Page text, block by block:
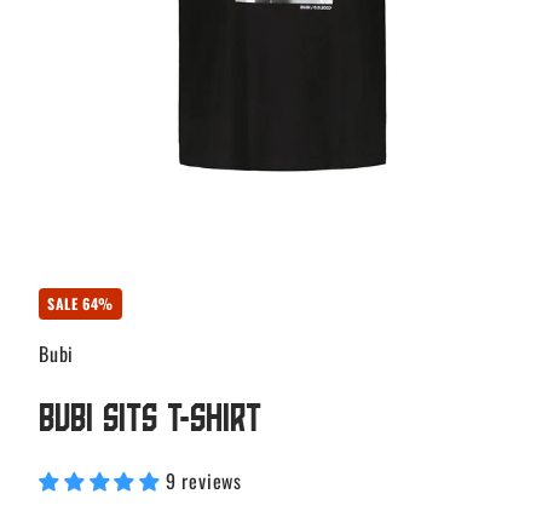
SALE 64%
Bubi
Bubi Sits T-shirt
9 reviews